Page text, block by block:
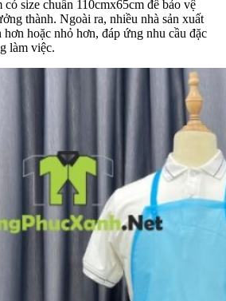
size chuẩn 110cmx65cm để bảo vệ
thành. Ngoài ra, nhiều nhà sản xuất
hoặc nhỏ hơn, đáp ứng nhu cầu đặc
làm việc.